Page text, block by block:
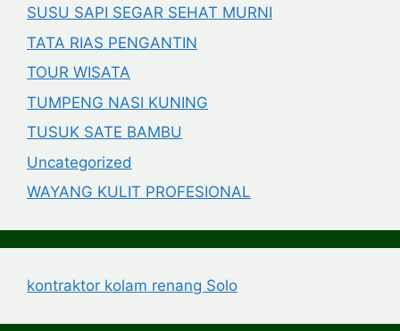
SUSU SAPI SEGAR SEHAT MURNI
TATA RIAS PENGANTIN
TOUR WISATA
TUMPENG NASI KUNING
TUSUK SATE BAMBU
Uncategorized
WAYANG KULIT PROFESIONAL
kontraktor kolam renang Solo